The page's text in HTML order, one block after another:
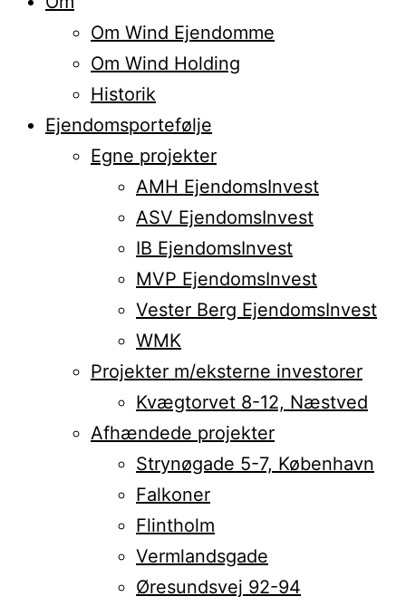
Om Wind Ejendomme
Om Wind Holding
Historik
Ejendomsportefølje
Egne projekter
AMH EjendomsInvest
ASV EjendomsInvest
IB EjendomsInvest
MVP EjendomsInvest
Vester Berg EjendomsInvest
WMK
Projekter m/eksterne investorer
Kvægtorvet 8-12, Næstved
Afhændede projekter
Strynøgade 5-7, København
Falkoner
Flintholm
Vermlandsgade
Øresundsvej 92-94